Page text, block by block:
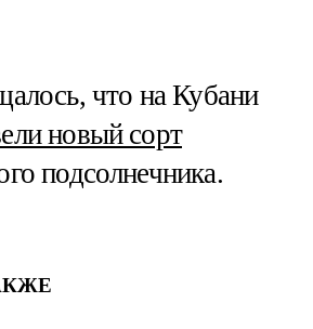
что на Кубани
новый сорт
подсолнечника.